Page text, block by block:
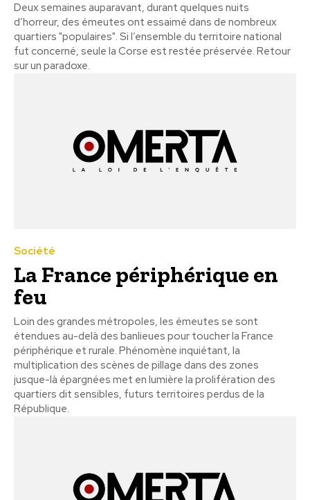
Deux semaines auparavant, durant quelques nuits
d’horreur, des émeutes ont essaimé dans de nombreux
quartiers "populaires". Si l’ensemble du territoire national
fut concerné, seule la Corse est restée préservée. Retour
sur un paradoxe.
Société
La France périphérique en
feu
Loin des grandes métropoles, les émeutes se sont
étendues au-delà des banlieues pour toucher la France
périphérique et rurale. Phénomène inquiétant, la
multiplication des scènes de pillage dans des zones
jusque-là épargnées met en lumière la prolifération des
quartiers dit sensibles, futurs territoires perdus de la
République.